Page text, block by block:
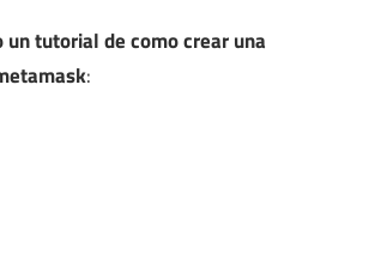
un tutorial de como crear una
: